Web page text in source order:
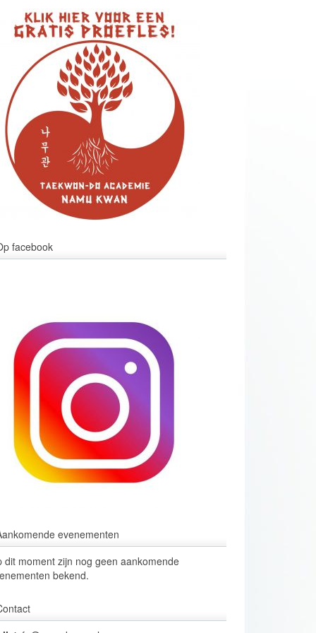
facebook
evenementen
dit moment zijn nog geen aankomende
bekend.